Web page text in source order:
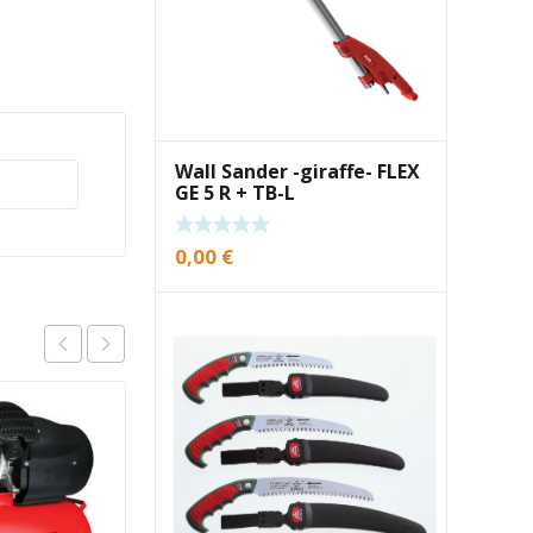
Wall Sander -giraffe- FLEX
GE 5 R + TB-L
0,00 €